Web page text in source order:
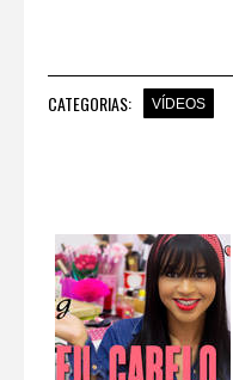
CATEGORIAS: VÍDEOS